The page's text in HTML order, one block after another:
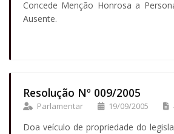
Concede Menção Honrosa a
Ausente.
Resolução Nº 009/2005
Parlamentar 19/09/2005
Doa veículo de propriedade do